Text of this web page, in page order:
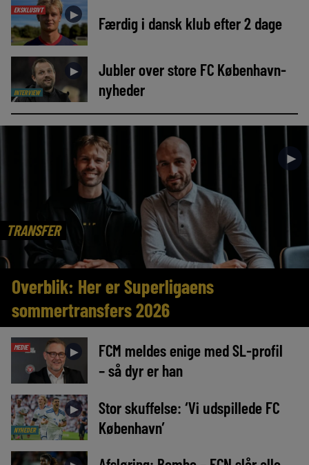
EKSKLUSIVT ► Færdig i dansk klub efter 2 dage
INTERVIEW
►
Jubler over store FC København-
nyheder
TRANSFER
►
Overblik: Her er Superligaens
sommertransfers 2026
MEDIE ►
FCM meldes enige med SL-profil
– så dyr er han
NYHEDER
►
Stor skuffelse: ‘Vi udspillede FC
København’